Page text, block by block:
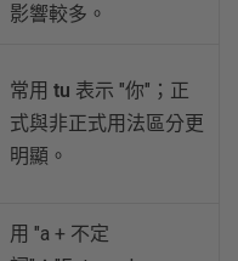
影響較多。
常用 tu 表示 "你"；正
式與非正式用法區分更
明顯。
用 "a + 不定